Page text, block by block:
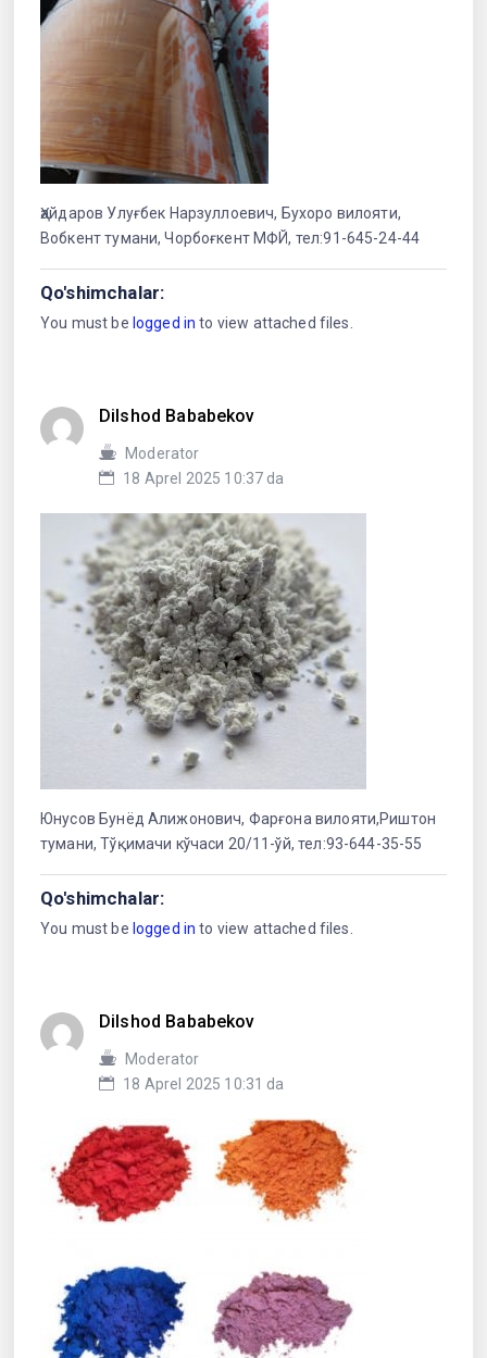
Ҳайдаров Улуғбек Нарзуллоевич, Бухоро вилояти,
Вобкент тумани, Чорбоғкент МФЙ, тел:91-645-24-44
Qo'shimchalar:
You must be logged in to view attached files.
Dilshod Bababekov
Moderator
18 Aprel 2025 10:37 da
Юнусов Бунёд Алижонович, Фарғона вилояти,Риштон
тумани, Тўқимачи кўчаси 20/11-ўй, тел:93-644-35-55
Qo'shimchalar:
You must be logged in to view attached files.
Dilshod Bababekov
Moderator
18 Aprel 2025 10:31 da